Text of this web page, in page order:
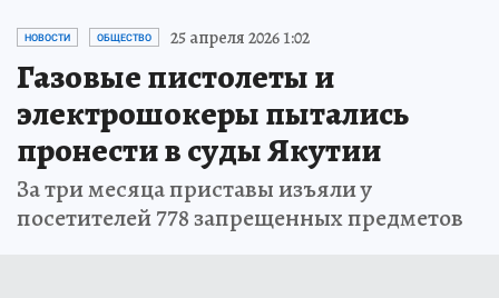
НОВОСТИ ОБЩЕСТВО 25 апреля 2026 1:02
Газовые пистолеты и
электрошокеры пытались
пронести в суды Якутии
За три месяца приставы изъяли у
посетителей 778 запрещенных предметов